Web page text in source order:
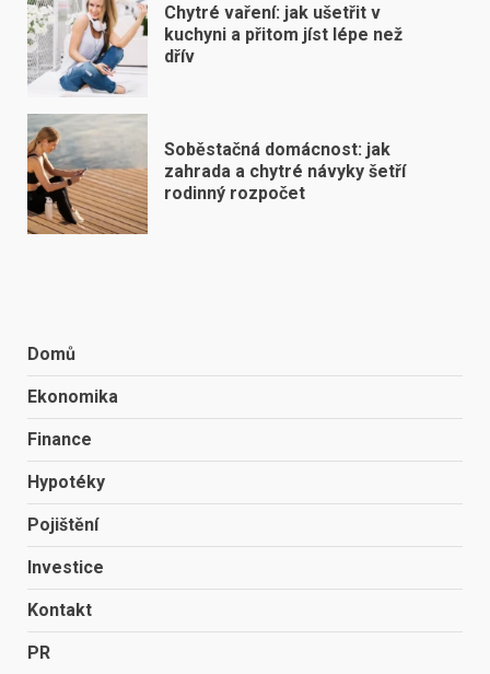
Chytré vaření: jak ušetřit v
kuchyni a přitom jíst lépe než
dřív
Soběstačná domácnost: jak
zahrada a chytré návyky šetří
rodinný rozpočet
Domů
Ekonomika
Finance
Hypotéky
Pojištění
Investice
Kontakt
PR